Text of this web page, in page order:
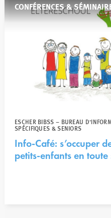
CONFÉRENCES &
ESCHER BIBSS – BUREAU
SPÉCIFIQUES & SENIORS
Info-Café: s’occuper
petits-enfants en toute